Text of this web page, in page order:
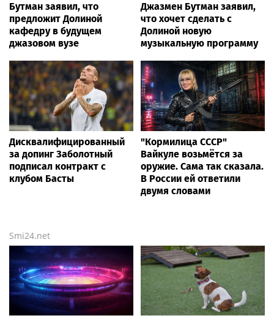
Бутман заявил, что
предложит Долиной
кафедру в будущем
джазовом вузе
Джазмен Бутман заявил,
что хочет сделать с
Долиной новую
музыкальную программу
Дисквалифицированный
за допинг Заболотный
подписал контракт с
клубом Басты
"Кормилица СССР"
Вайкуле возьмётся за
оружие. Сама так сказала.
В России ей ответили
двумя словами
Smi24.net